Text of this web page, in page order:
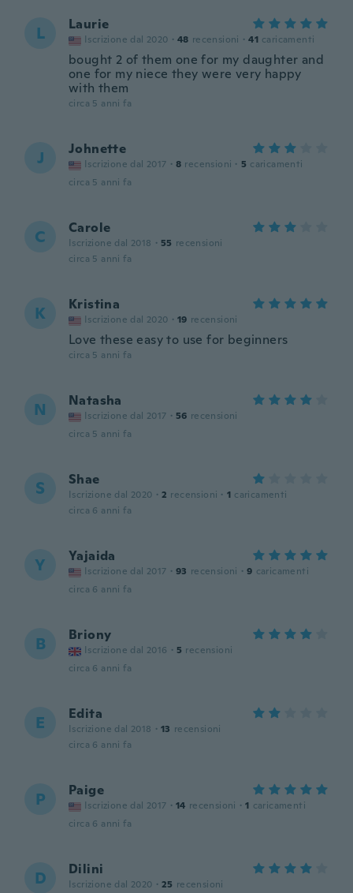
L Laurie
Iscrizione dal 2020 · 48 recensioni · 41 caricamenti
bought 2 of them one for my daughter and
one for my niece they were very happy
with them
circa 5 anni fa
J Johnette
Iscrizione dal 2017 · 8 recensioni · 5 caricamenti
circa 5 anni fa
C Carole
Iscrizione dal 2018 · 55 recensioni
circa 5 anni fa
K Kristina
Iscrizione dal 2020 · 19 recensioni
Love these easy to use for beginners
circa 5 anni fa
N Natasha
Iscrizione dal 2017 · 56 recensioni
circa 5 anni fa
S Shae
Iscrizione dal 2020 · 2 recensioni · 1 caricamenti
circa 6 anni fa
Y Yajaida
Iscrizione dal 2017 · 93 recensioni · 9 caricamenti
circa 6 anni fa
B Briony
Iscrizione dal 2016 · 5 recensioni
circa 6 anni fa
E Edita
Iscrizione dal 2018 · 13 recensioni
circa 6 anni fa
P Paige
Iscrizione dal 2017 · 14 recensioni · 1 caricamenti
circa 6 anni fa
D Dilini
Iscrizione dal 2020 · 25 recensioni